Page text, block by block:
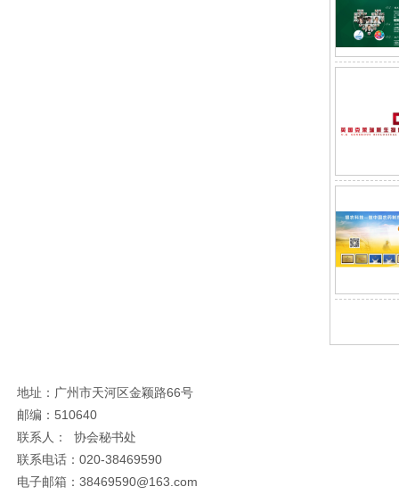
地址：广州市天河区金颖路66号
邮编：510640
联系人： 协会秘书处
联系电话：020-38469590
电子邮箱：38469590@163.com